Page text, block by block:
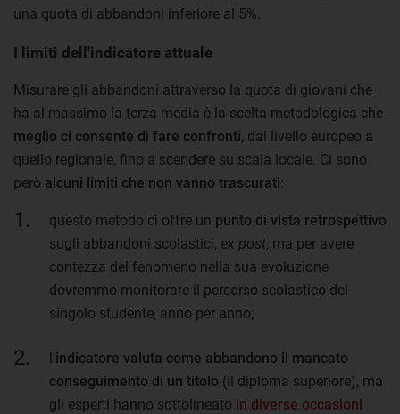
una quota di abbandoni inferiore al 5%.
I limiti dell'indicatore attuale
Misurare gli abbandoni attraverso la quota di giovani che
ha al massimo la terza media è la scelta metodologica che
meglio ci consente di fare confronti, dal livello europeo a
quello regionale, fino a scendere su scala locale. Ci sono
però alcuni limiti che non vanno trascurati:
questo metodo ci offre un punto di vista retrospettivo
sugli abbandoni scolastici, ex post, ma per avere
contezza del fenomeno nella sua evoluzione
dovremmo monitorare il percorso scolastico del
singolo studente, anno per anno;
l'indicatore valuta come abbandono il mancato
conseguimento di un titolo (il diploma superiore), ma
gli esperti hanno sottolineato in diverse occasioni